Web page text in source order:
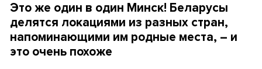
Это же один в один Минск! Беларусы
делятся локациями из разных стран,
напоминающими им родные места, – и
это очень похоже